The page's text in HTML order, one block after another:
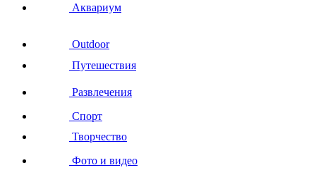
Аквариум
Outdoor
Путешествия
Развлечения
Спорт
Творчество
Фото и видео